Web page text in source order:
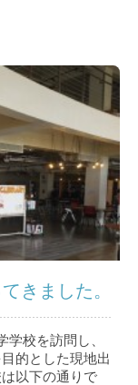
きました。
校を訪問し、
的とした現地出
以下の通りで